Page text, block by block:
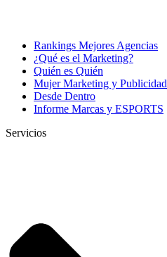
Rankings Mejores Agencias
¿Qué es el Marketing?
Quién es Quién
Mujer Marketing y Publicidad
Desde Dentro
Informe Marcas y ESPORTS
Servicios